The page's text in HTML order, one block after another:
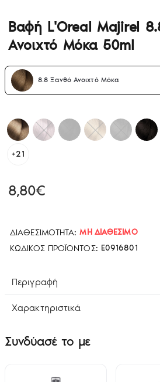
Βαφή L'Oreal Majirel
Ανοιχτό Μόκα 50ml
ΔΙΑΘΕΣΙΜΌΤΗΤΑ: ΜΗ ΔΙΑΘΈΣΙΜΟ
ΚΩΔΙΚΌΣ ΠΡΟΪΌΝΤΟΣ: E0916801
8,80€
8.8 Ξανθό Ανοιχτό Μόκα
+21
Περιγραφή
Χαρακτηριστικά
Συνδύασέ το με